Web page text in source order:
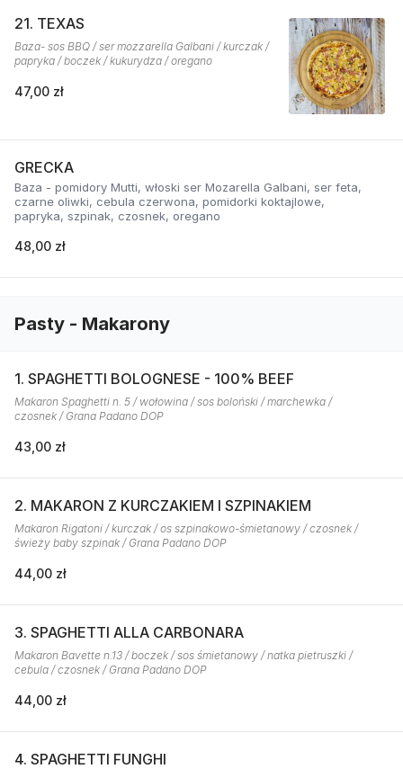
21. TEXAS
Baza- sos BBQ / ser mozzarella Galbani / kurczak /
papryka / boczek / kukurydza / oregano
47,00 zł
GRECKA
Baza - pomidory Mutti, włoski ser Mozarella Galbani, ser feta,
czarne oliwki, cebula czerwona, pomidorki koktajlowe,
papryka, szpinak, czosnek, oregano
48,00 zł
Pasty - Makarony
1. SPAGHETTI BOLOGNESE - 100% BEEF
Makaron Spaghetti n. 5 / wołowina / sos boloński / marchewka /
czosnek / Grana Padano DOP
43,00 zł
2. MAKARON Z KURCZAKIEM I SZPINAKIEM
Makaron Rigatoni / kurczak / os szpinakowo-śmietanowy / czosnek /
świeży baby szpinak / Grana Padano DOP
44,00 zł
3. SPAGHETTI ALLA CARBONARA
Makaron Bavette n.13 / boczek / sos śmietanowy / natka pietruszki /
cebula / czosnek / Grana Padano DOP
44,00 zł
4. SPAGHETTI FUNGHI